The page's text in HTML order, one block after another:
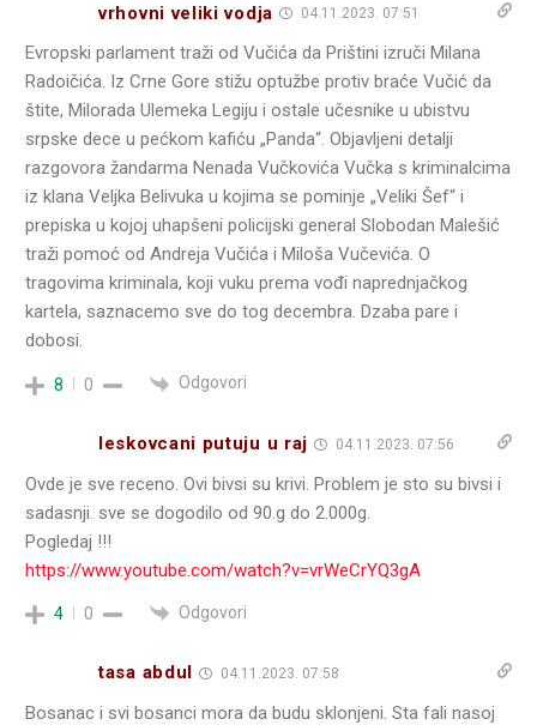
vrhovni veliki vodja 04.11.2023. 07:51
Evropski parlament traži od Vučića da Prištini izruči Milana
Radoičića. Iz Crne Gore stižu optužbe protiv braće Vučić da
štite, Milorada Ulemeka Legiju i ostale učesnike u ubistvu
srpske dece u pećkom kafiću „Panda“. Objavljeni detalji
razgovora žandarma Nenada Vučkovića Vučka s kriminalcima
iz klana Veljka Belivuka u kojima se pominje „Veliki Šef“ i
prepiska u kojoj uhapšeni policijski general Slobodan Malešić
traži pomoć od Andreja Vučića i Miloša Vučevića. O
tragovima kriminala, koji vuku prema vođi naprednjačkog
kartela, saznacemo sve do tog decembra. Dzaba pare i
dobosi.
8 0 Odgovori
leskovcani putuju u raj 04.11.2023. 07:56
Ovde je sve receno. Ovi bivsi su krivi. Problem je sto su bivsi i
sadasnji. sve se dogodilo od 90.g do 2.000g.
Pogledaj !!!
https://www.youtube.com/watch?v=vrWeCrYQ3gA
4 0 Odgovori
tasa abdul 04.11.2023. 07:58
Bosanac i svi bosanci mora da budu sklonjeni. Sta fali nasoj